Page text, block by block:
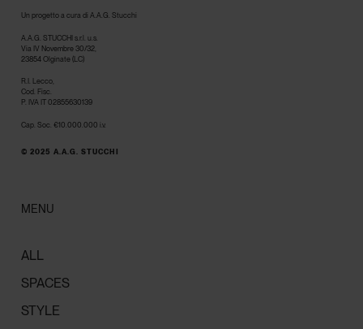
Un progetto a cura di A.A.G. Stucchi
A.A.G. STUCCHI s.r.l. u.s.
Via IV Novembre 30/32,
23854 Olginate (LC)
R.I. Lecco,
Cod. Fisc.
P. IVA IT 02855630139
Cap. Soc. €10.000.000 i.v.
© 2025 A.A.G. STUCCHI
MENU
ALL
SPACES
STYLE